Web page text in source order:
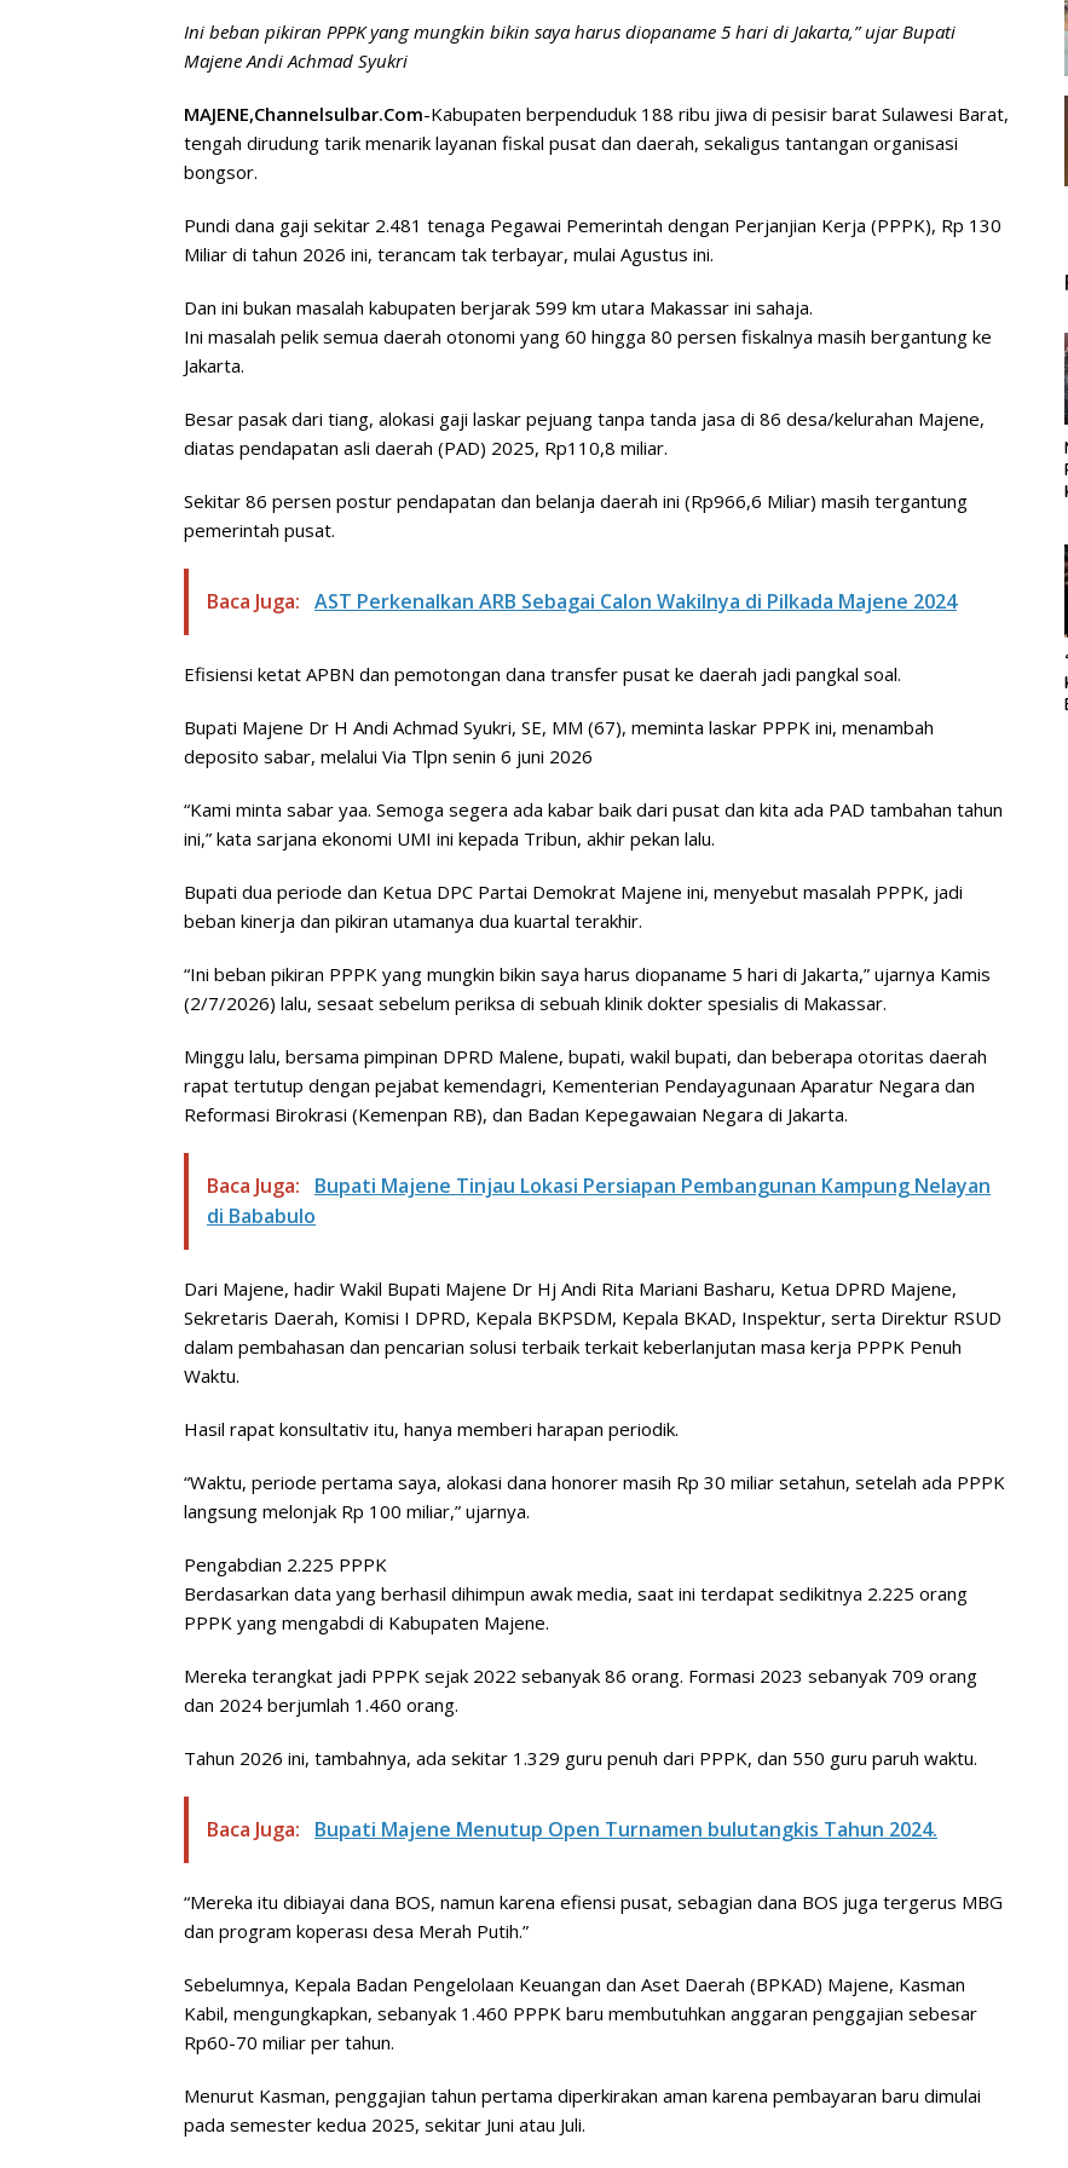
Ini beban pikiran PPPK yang mungkin bikin saya harus diopaname 5 hari di Jakarta,” ujar Bupati
Majene Andi Achmad Syukri
MAJENE,Channelsulbar.Com-Kabupaten berpenduduk 188 ribu jiwa di pesisir barat Sulawesi Barat,
tengah dirudung tarik menarik layanan fiskal pusat dan daerah, sekaligus tantangan organisasi
bongsor.
Pundi dana gaji sekitar 2.481 tenaga Pegawai Pemerintah dengan Perjanjian Kerja (PPPK), Rp 130
Miliar di tahun 2026 ini, terancam tak terbayar, mulai Agustus ini.
Dan ini bukan masalah kabupaten berjarak 599 km utara Makassar ini sahaja.
Ini masalah pelik semua daerah otonomi yang 60 hingga 80 persen fiskalnya masih bergantung ke
Jakarta.
Besar pasak dari tiang, alokasi gaji laskar pejuang tanpa tanda jasa di 86 desa/kelurahan Majene,
diatas pendapatan asli daerah (PAD) 2025, Rp110,8 miliar.
Sekitar 86 persen postur pendapatan dan belanja daerah ini (Rp966,6 Miliar) masih tergantung
pemerintah pusat.
Baca Juga: AST Perkenalkan ARB Sebagai Calon Wakilnya di Pilkada Majene 2024
Efisiensi ketat APBN dan pemotongan dana transfer pusat ke daerah jadi pangkal soal.
Bupati Majene Dr H Andi Achmad Syukri, SE, MM (67), meminta laskar PPPK ini, menambah
deposito sabar, melalui Via Tlpn senin 6 juni 2026
“Kami minta sabar yaa. Semoga segera ada kabar baik dari pusat dan kita ada PAD tambahan tahun
ini,” kata sarjana ekonomi UMI ini kepada Tribun, akhir pekan lalu.
Bupati dua periode dan Ketua DPC Partai Demokrat Majene ini, menyebut masalah PPPK, jadi
beban kinerja dan pikiran utamanya dua kuartal terakhir.
“Ini beban pikiran PPPK yang mungkin bikin saya harus diopaname 5 hari di Jakarta,” ujarnya Kamis
(2/7/2026) lalu, sesaat sebelum periksa di sebuah klinik dokter spesialis di Makassar.
Minggu lalu, bersama pimpinan DPRD Malene, bupati, wakil bupati, dan beberapa otoritas daerah
rapat tertutup dengan pejabat kemendagri, Kementerian Pendayagunaan Aparatur Negara dan
Reformasi Birokrasi (Kemenpan RB), dan Badan Kepegawaian Negara di Jakarta.
Baca Juga:
Bupati Majene Tinjau Lokasi Persiapan Pembangunan Kampung Nelayan
di Bababulo
Dari Majene, hadir Wakil Bupati Majene Dr Hj Andi Rita Mariani Basharu, Ketua DPRD Majene,
Sekretaris Daerah, Komisi I DPRD, Kepala BKPSDM, Kepala BKAD, Inspektur, serta Direktur RSUD
dalam pembahasan dan pencarian solusi terbaik terkait keberlanjutan masa kerja PPPK Penuh
Waktu.
Hasil rapat konsultativ itu, hanya memberi harapan periodik.
“Waktu, periode pertama saya, alokasi dana honorer masih Rp 30 miliar setahun, setelah ada PPPK
langsung melonjak Rp 100 miliar,” ujarnya.
Pengabdian 2.225 PPPK
Berdasarkan data yang berhasil dihimpun awak media, saat ini terdapat sedikitnya 2.225 orang
PPPK yang mengabdi di Kabupaten Majene.
Mereka terangkat jadi PPPK sejak 2022 sebanyak 86 orang. Formasi 2023 sebanyak 709 orang
dan 2024 berjumlah 1.460 orang.
Tahun 2026 ini, tambahnya, ada sekitar 1.329 guru penuh dari PPPK, dan 550 guru paruh waktu.
Baca Juga: Bupati Majene Menutup Open Turnamen bulutangkis Tahun 2024.
“Mereka itu dibiayai dana BOS, namun karena efiensi pusat, sebagian dana BOS juga tergerus MBG
dan program koperası desa Merah Putih.”
Sebelumnya, Kepala Badan Pengelolaan Keuangan dan Aset Daerah (BPKAD) Majene, Kasman
Kabil, mengungkapkan, sebanyak 1.460 PPPK baru membutuhkan anggaran penggajian sebesar
Rp60-70 miliar per tahun.
Menurut Kasman, penggajian tahun pertama diperkirakan aman karena pembayaran baru dimulai
pada semester kedua 2025, sekitar Juni atau Juli.